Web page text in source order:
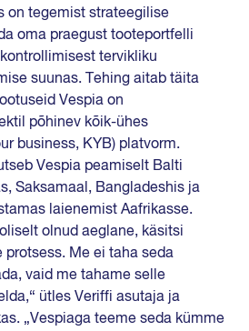
on tegemist strateegilise
oma praegust tooteportfelli
tervikliku
suunas. Tehing aitab täita
Vespia on
põhinev kõik-ühes
business, KYB) platvorm.
Vespia peamiselt Balti
Saksamaal, Bangladeshis ja
laienemist Aafrikasse.
olnud aeglane, käsitsi
Me ei taha seda
vaid me tahame selle
ütles Veriffi asutaja ja
„Vespiaga teeme seda kümme